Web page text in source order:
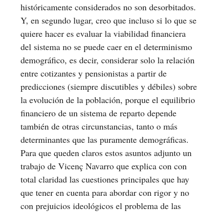
históricamente considerados no son desorbitados.
Y, en segundo lugar, creo que incluso si lo que se
quiere hacer es evaluar la viabilidad financiera
del sistema no se puede caer en el determinismo
demográfico, es decir, considerar solo la relación
entre cotizantes y pensionistas a partir de
predicciones (siempre discutibles y débiles) sobre
la evolución de la población, porque el equilibrio
financiero de un sistema de reparto depende
también de otras circunstancias, tanto o más
determinantes que las puramente demográficas.
Para que queden claros estos asuntos adjunto un
trabajo de Vicenç Navarro que explica con con
total claridad las cuestiones principales que hay
que tener en cuenta para abordar con rigor y no
con prejuicios ideológicos el problema de las